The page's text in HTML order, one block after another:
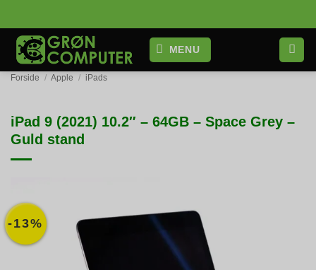
til
indhold
MENU
Forside / Apple / iPads
iPad 9 (2021) 10.2″ – 64GB – Space Grey –
Guld stand
-13%